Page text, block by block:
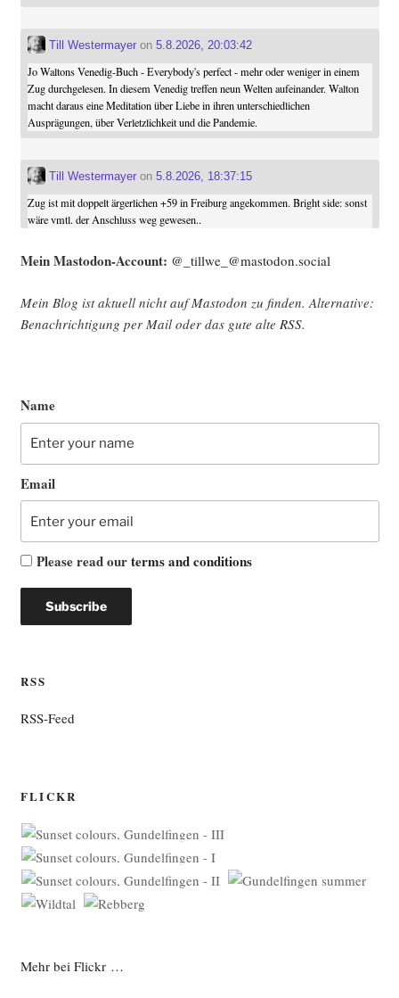
Till Westermayeron 5.8.2026, 20:03:42
Jo Waltons Venedig-Buch - Everybody's perfect - mehr oder weniger in einem
Zug durchgelesen. In diesem Venedig treffen neun Welten aufeinander. Walton
macht daraus eine Meditation über Liebe in ihren unterschiedlichen
Ausprägungen, über Verletzlichkeit und die Pandemie.
Till Westermayeron 5.8.2026, 18:37:15
Zug ist mit doppelt ärgerlichen +59 in Freiburg angekommen. Bright side: sonst
wäre vmtl. der Anschluss weg gewesen..
Mein Mast­o­don-Account: @_tillwe_@mastodon.social
Mein Blog ist aktu­ell nicht auf Mast­o­don zu fin­den. Alter­na­ti­ve:
Benach­rich­ti­gung per Mail oder das gute alte RSS.
Name
Email
Please read ourterms and conditions
RSS
RSS-Feed
FLICKR
Mehr bei Flickr …